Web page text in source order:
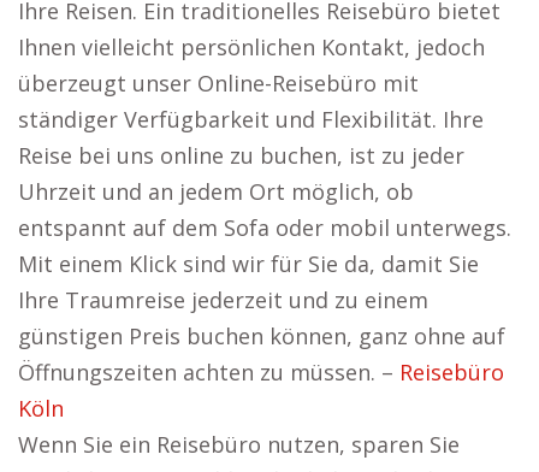
Ihre Reisen. Ein traditionelles Reisebüro bietet
Ihnen vielleicht persönlichen Kontakt, jedoch
überzeugt unser Online-Reisebüro mit
ständiger Verfügbarkeit und Flexibilität. Ihre
Reise bei uns online zu buchen, ist zu jeder
Uhrzeit und an jedem Ort möglich, ob
entspannt auf dem Sofa oder mobil unterwegs.
Mit einem Klick sind wir für Sie da, damit Sie
Ihre Traumreise jederzeit und zu einem
günstigen Preis buchen können, ganz ohne auf
Öffnungszeiten achten zu müssen. – Reisebüro
Köln
Wenn Sie ein Reisebüro nutzen, sparen Sie